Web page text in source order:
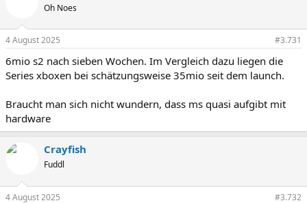
Oh Noes
4 August 2025 #3.731
6mio s2 nach sieben Wochen. Im Vergleich dazu liegen die
Series xboxen bei schätzungsweise 35mio seit dem launch.
Braucht man sich nicht wundern, dass ms quasi aufgibt mit
hardware
Crayfish
Fuddl
4 August 2025 #3.732